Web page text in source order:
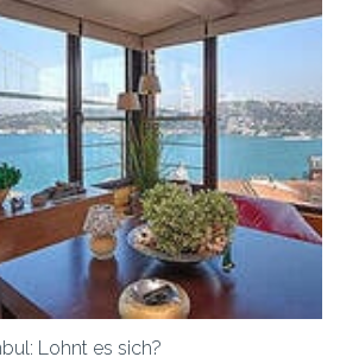
Lohnt es sich?